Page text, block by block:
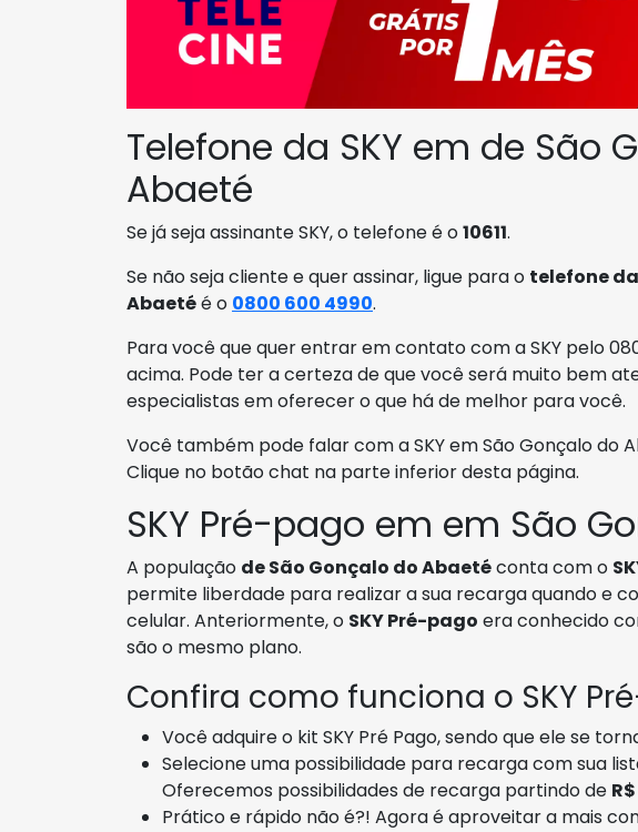
Telefone da SKY em de São
Abaeté
Se já seja assinante SKY, o telefone é o10611.
Se não seja cliente e quer assinar, ligue para o telefone da
Abaetéé o 0800 600 4990.
Para você que quer entrar em contato com a SKY pelo
acima. Pode ter a certeza de que você será muito bem
especialistas em oferecer o que há de melhor para você.
Você também pode falar com a SKY em São Gonçalo do
Clique no botão chat na parte inferior desta página.
SKY Pré-pago em em São
A população de São Gonçalo do Abaetéconta com o
permite liberdade para realizar a sua recarga quando e
celular. Anteriormente, o SKY Pré-pago era conhecido
são o mesmo plano.
Confira como funciona o SKY
Você adquire o kit SKY Pré Pago, sendo que ele se
Selecione uma possibilidade para recarga com sua
Oferecemos possibilidades de recarga partindo de
Prático e rápido não é?! Agora é aproveitar a mais